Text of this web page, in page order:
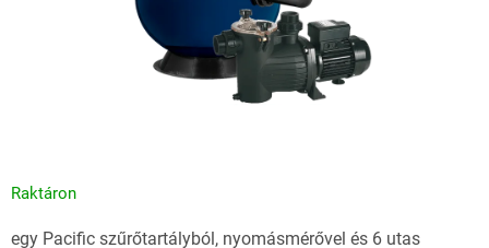
Raktáron
egy Pacific szűrőtartályból, nyomásmérővel és 6 utas